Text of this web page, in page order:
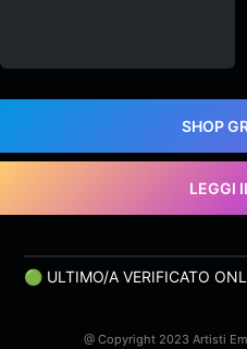
SHOP
LEGGI
🟢 ULTIMO/A VERIFICATO
@ Copyright 2023 Artisti